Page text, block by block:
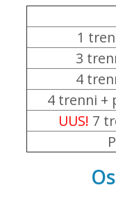
1
3
4
4 trenni +
UUS! 7